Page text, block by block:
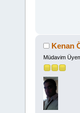
Kenan
Müdavim